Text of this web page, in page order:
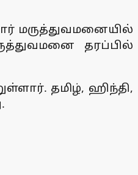
மருத்துவமனையில்
தரப்பில்
தமிழ், ஹிந்தி,